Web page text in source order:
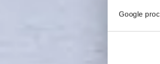
Google